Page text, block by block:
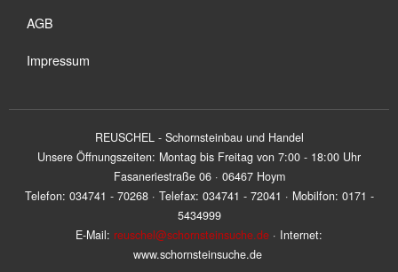
AGB
Impressum
REUSCHEL - Schornsteinbau und Handel
Unsere Öffnungszeiten: Montag bis Freitag von 7:00 - 18:00 Uhr
Fasaneriestraße 06 · 06467 Hoym
Telefon: 034741 - 70268 · Telefax: 034741 - 72041 · Mobilfon: 0171 -
5434999
E-Mail: reuschel@schornsteinsuche.de · Internet:
www.schornsteinsuche.de